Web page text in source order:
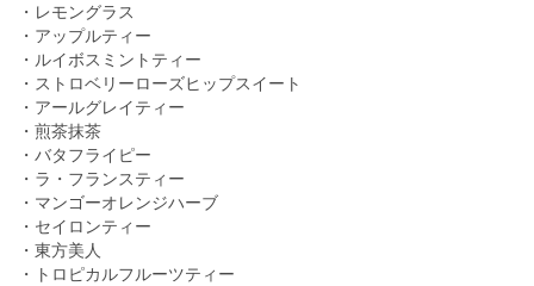
・レモングラス
・アップルティー
・ルイボスミントティー
・ストロベリーローズヒップスイート
・アールグレイティー
・煎茶抹茶
・バタフライピー
・ラ・フランスティー
・マンゴーオレンジハーブ
・セイロンティー
・東方美人
・トロピカルフルーツティー